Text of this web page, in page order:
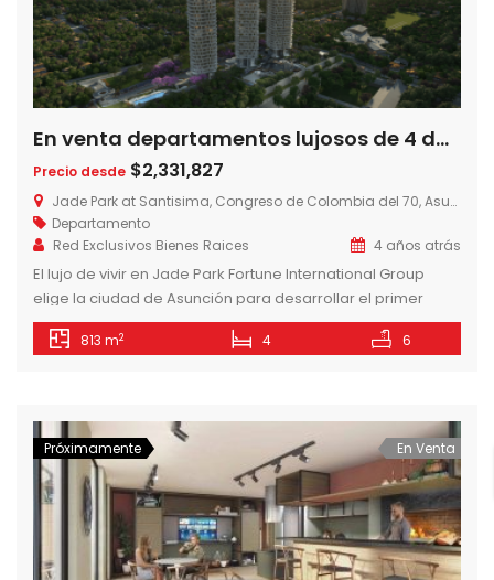
En venta departamentos lujosos de 4 dormitorios en Jade Park sobre Avda. Santisima Trinidad
Precio desde $2,331,827
Jade Park at Santisima, Congreso de Colombia del 70, Asunción, Paraguay
Departamento
Red Exclusivos Bienes Raices
4 años atrás
El lujo de vivir en Jade Park Fortune International Group
elige la ciudad de Asunción para desarrollar el primer
Jade en América Latina, en sociedad con Jimenez Gaona y
Lima, la empresa constructora líder en Paraguay. Un
813 m2 4 6
Próximamente En Venta